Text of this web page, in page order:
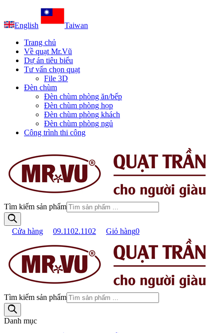
English
Taiwan
Trang chủ
Về quạt Mr.Vũ
Dự án tiêu biểu
Tư vấn chọn quạt
File 3D
Đèn chùm
Đèn chùm phòng ăn/bếp
Đèn chùm phòng họp
Đèn chùm phòng khách
Đèn chùm phòng ngủ
Công trình thi công
Tìm kiếm sản phẩm
Cửa hàng 09.1102.1102 Giỏ hàng0
Tìm kiếm sản phẩm
Danh mục